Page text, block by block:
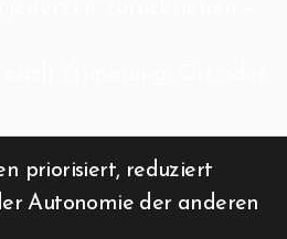
priorisiert, reduziert
Autonomie der anderen